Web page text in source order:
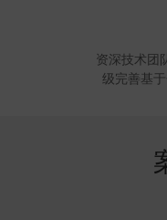
资深技术团
级完善基